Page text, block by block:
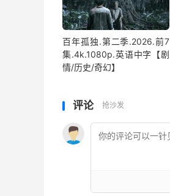
百年孤独.第二季.2026.前7
集.4k.1080p.英语中字【剧
情/历史/奇幻】
评论 抢沙发